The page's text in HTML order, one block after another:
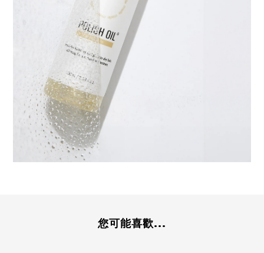
您可能喜歡...